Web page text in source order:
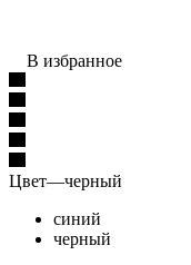
В избранное
Цвет—черный
синий
черный